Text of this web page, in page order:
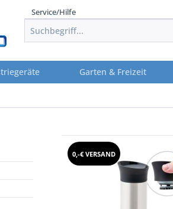
Service/Hilfe
Garten & Freizeit
0,-€ VERSAND